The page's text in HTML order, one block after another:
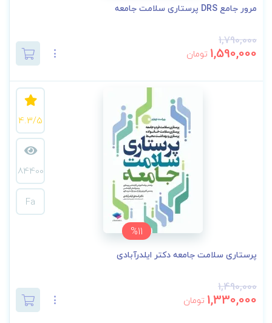
مرور جامع DRS پرستاری سلامت جامعه
1,790,000
1,590,000 تومان
%11
4.3/5
84400
Fa
پرستاری سلامت جامعه دکتر ایلدرآبادی
1,490,000
1,330,000 تومان